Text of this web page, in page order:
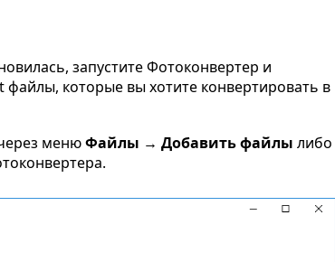
запустите Фотоконвертер и
файлы, которые вы хотите конвертировать в
менюФайлы → Добавить файлы либо